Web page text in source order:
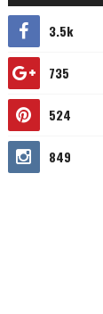
3.5k
735
524
849